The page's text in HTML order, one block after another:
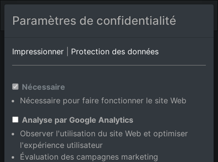
Bibione Pineda Vénétie
Photos aériennes de Brian en
Vénétie, Italie
Paramètres de confidentialité
Impressionner Protection des données
Nécessaire
Nécessaire pour faire fonctionner le site Web
Analyse par Google Analytics
Observer l'utilisation du site Web et optimiser
l'expérience utilisateur
Évaluation des campagnes marketing